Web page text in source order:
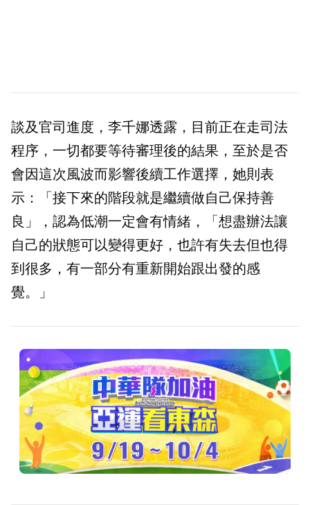
談及官司進度，李千娜透露，目前正在走司法
程序，一切都要等待審理後的結果，至於是否
會因這次風波而影響後續工作選擇，她則表
示：「接下來的階段就是繼續做自己保持善
良」，認為低潮一定會有情緒，「想盡辦法讓
自己的狀態可以變得更好，也許有失去但也得
到很多，有一部分有重新開始跟出發的感
覺。」